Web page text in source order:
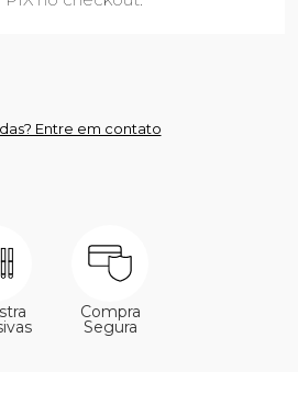
Entre em contato
Compra
Segura